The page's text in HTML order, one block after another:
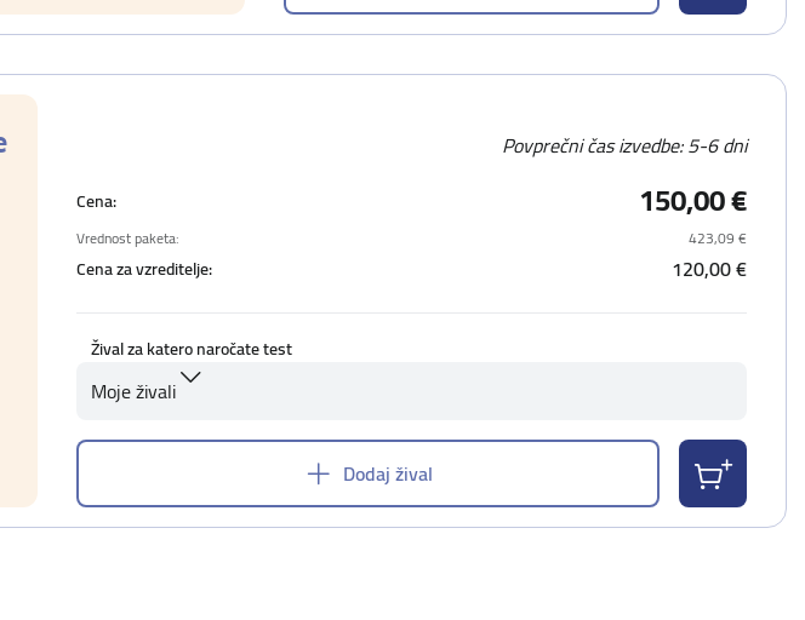
Povprečni čas izvedbe: 5-6 dni
Cena: 150,00 €
Vrednost paketa: 423,09 €
Cena za vzreditelje: 120,00 €
Žival za katero naročate test
Moje živali
Dodaj žival